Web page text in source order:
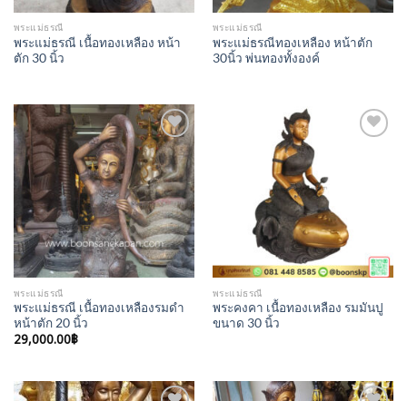
พระแม่ธรณี
พระแม่ธรณี เนื้อทองเหลือง หน้า
ตัก 30 นิ้ว
พระแม่ธรณี
พระแม่ธรณีทองเหลือง หน้าตัก
30นิ้ว พ่นทองทั้งองค์
Add to
Wishlist
พระแม่ธรณี
พระแม่ธรณี เนื้อทองเหลืองรมดำ
หน้าตัก 20 นิ้ว
29,000.00฿
พระแม่ธรณี
พระคงคา เนื้อทองเหลือง รมมันปู
ขนาด 30 นิ้ว